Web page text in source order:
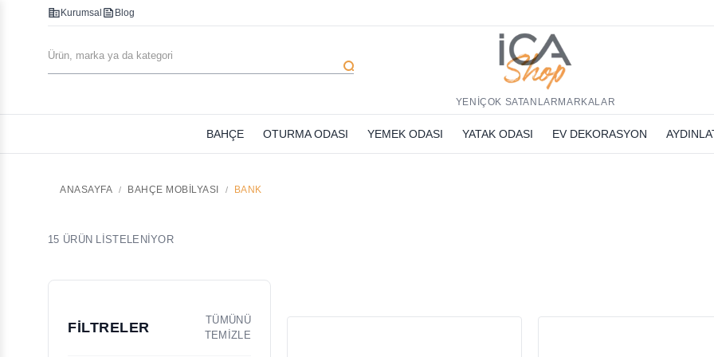
corporate_fare Kurumsal feed Blog
search
YENİÇOK SATANLAR MARKALAR
BAHÇE OTURMA ODASI YEMEK ODASI YATAK ODASI EV DEKORASYON
ANASAYFA BAHÇE MOBILYASI BANK
15 ÜRÜN LİSTELENİYOR
FİLTRELER
TÜMÜNÜ
TEMİZLE